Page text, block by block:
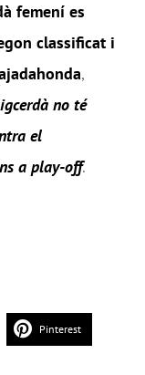
femení es
classificat i
,
no té
el
a play-off.
Pinterest